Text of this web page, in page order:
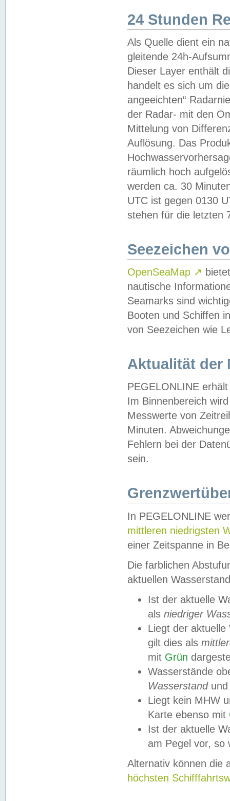
24 Stunden
Als Quelle dient ein
gleitende 24h-
Dieser Layer enthält
handelt es sich um
angeeichten“
der Radar- mit den
Mittelung von
Auflösung. Das
räumlich hoch
werden ca. 30
UTC ist gegen 0130
stehen für die letzten
Seezeichen
OpenSeaMap ↗
nautische
Seamarks sind
Booten und Schiffen
von Seezeichen wie
Aktualität der
PEGELONLINE
Im Binnenbereich
Messwerte von
Minuten.
Fehlern bei der
sein.
In PEGELONLINE
mittleren niedrigsten
einer Zeitspanne in
Die farblichen
aktuellen
Ist der aktuelle
als niedriger
Liegt der
gilt dies als
mit Grün
Wasserstände
Wasserstandund
Liegt kein MHW
Karte ebenso mit
Ist der aktuelle
am Pegel vor,
Alternativ können die
höchsten